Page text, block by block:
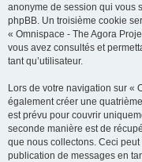
anonyme de session qui vous
phpBB. Un troisième cookie
« Omnispace - The Agora
vous avez consultés et
tant qu’utilisateur.
Lors de votre navigation sur «
également créer une
est prévu pour couvrir
seconde manière est de
que nous collectons. Ceci
publication de messages en